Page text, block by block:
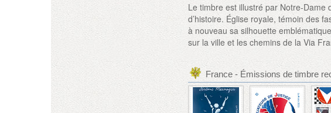
Le timbre est illustré par Notre-Dame
d’histoire. Église royale, témoin des
à nouveau sa silhouette
sur la ville et les chemins de la Via
France - Émissions de timbre